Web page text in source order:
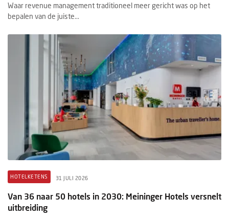
Waar revenue management traditioneel meer gericht was op het
bepalen van de juiste...
HOTELKETENS 31 JULI 2026
Van 36 naar 50 hotels in 2030: Meininger Hotels versnelt
uitbreiding